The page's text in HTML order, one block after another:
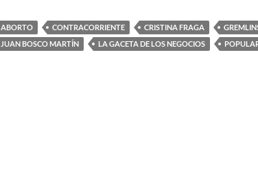
ABORTO CONTRACORRIENTE CRISTINA FRAGA
JUAN BOSCO MARTÍN
LA GACETA DE LOS NEGOCIOS